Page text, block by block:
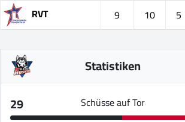
RVT
9 10 5
Statistiken
29
Schüsse auf Tor